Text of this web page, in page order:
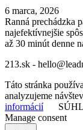
6 marca, 2026
Ranná prechádzka
najefektívnejšie
až 30 minút denne
213.sk -
Táto stránka
analyzujeme
informácií
Manage consent